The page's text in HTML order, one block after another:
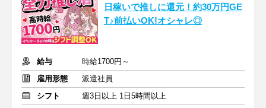
日稼いで推しに還元！約30万円GE
T♪前払いOK!オシャレ◎
給与
時給1700円～
雇用形態
派遣社員
シフト
週3日以上 1日5時間以上